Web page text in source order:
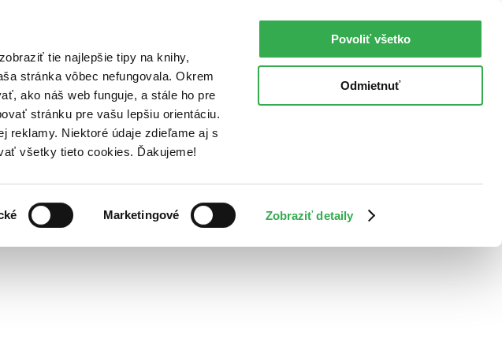
tie najlepšie tipy na knihy,
stránka vôbec nefungovala. Okrem
ako náš web funguje, a stále ho pre
stránku pre vašu lepšiu orientáciu.
reklamy. Niektoré údaje zdieľame aj s
všetky tieto cookies. Ďakujeme!
Marketingové Zobraziť detaily
Povoliť všetko
Odmietnuť